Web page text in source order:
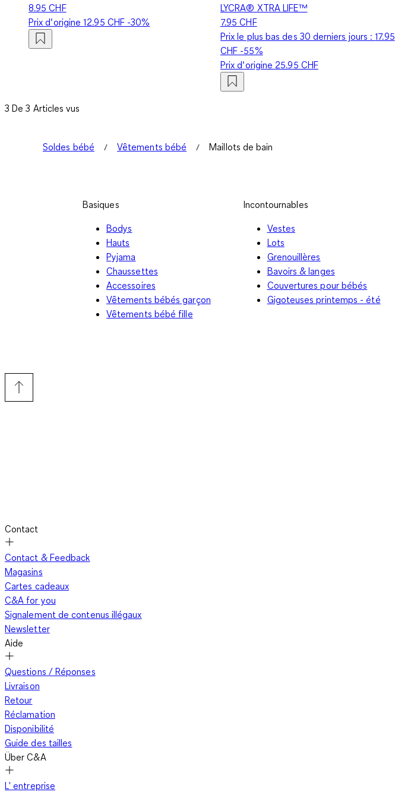
8.95 CHF
Prix d‘origine12.95 CHF-30%
LYCRA® XTRA LIFE™
7.95 CHF
Prix le plus bas des 30 derniers jours :17.95
CHF -55%
Prix d‘origine 25.95 CHF
3 De 3 Articles vus
Soldes bébé Vêtements bébé Maillots de bain
Basiques
Bodys
Hauts
Pyjama
Chaussettes
Accessoires
Vêtements bébés garçon
Vêtements bébé fille
Incontournables
Vestes
Lots
Grenouillères
Bavoirs & langes
Couvertures pour bébés
Gigoteuses printemps - été
Contact
Contact & Feedback
Magasins
Cartes cadeaux
C&A for you
Signalement de contenus illégaux
Newsletter
Aide
Questions / Réponses
Livraison
Retour
Réclamation
Disponibilité
Guide des tailles
Über C&A
L' entreprise